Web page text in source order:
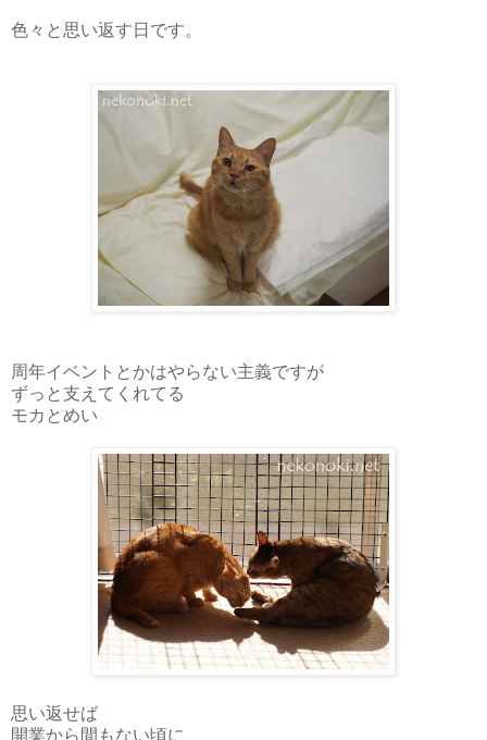
色々と思い返す日です。
周年イベントとかはやらない主義ですが
ずっと支えてくれてる
モカとめい
思い返せば
開業から間もない頃に